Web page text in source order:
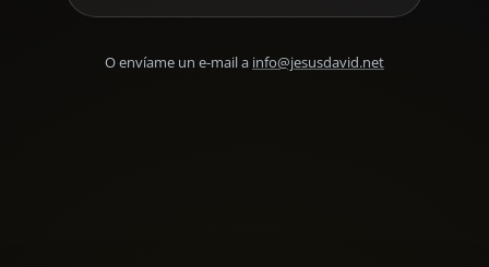
O envíame un e-mail a info@jesusdavid.net